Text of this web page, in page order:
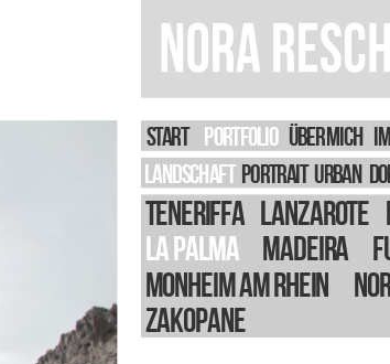
START PORTFOLIO Über Mich
LANDSCHAFT PORTRAIT URBAN
Teneriffa Lanzarote
La Palma Madeira
Monheim am Rhein
Zakopane